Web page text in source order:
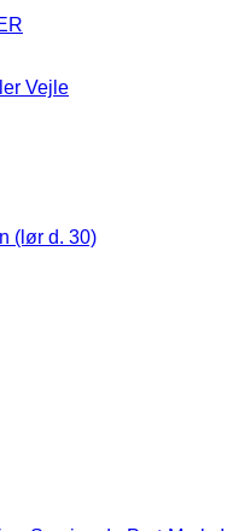
Vejle
(lør d. 30)